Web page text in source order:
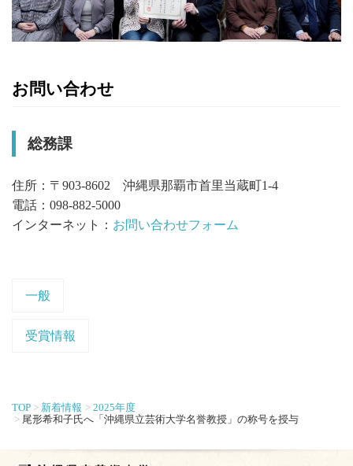
お問い合わせ
総務課
住所：〒903-8602 沖縄県那覇市首里当蔵町1-4
電話：098-882-5000
インターネット： お問い合わせフォーム
一般
受賞情報
TOP 新着情報
2025年度
尾形希和子氏へ「沖縄県立芸術大学名誉教授」の称号を授与